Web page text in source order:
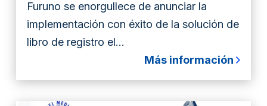
Furuno se enorgullece de anunciar la
implementación con éxito de la solución de
libro de registro el...
Más información